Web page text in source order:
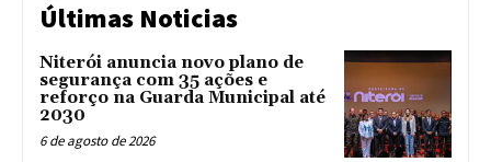
Últimas Noticias
Niterói anuncia novo plano de
segurança com 35 ações e
reforço na Guarda Municipal até
2030
6 de agosto de 2026